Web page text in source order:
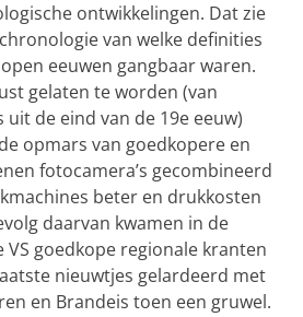
ontwikkelingen. Dat zie
van welke definities
eeuwen gangbaar waren.
gelaten te worden (van
de eind van de 19e eeuw)
opmars van goedkopere en
fotocamera’s gecombineerd
beter en drukkosten
daarvan kwamen in de
VS goedkope regionale kranten
nieuwtjes gelardeerd met
en Brandeis toen een gruwel.